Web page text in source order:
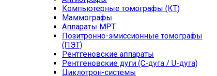
Компьютерные томографы (КТ)
Маммографы
Аппараты МРТ
Позитронно-эмиссионные томографы
(ПЭТ)
Рентгеновские аппараты
Рентгеновские дуги (С-дуга / U-дуга)
Циклотрон-системы